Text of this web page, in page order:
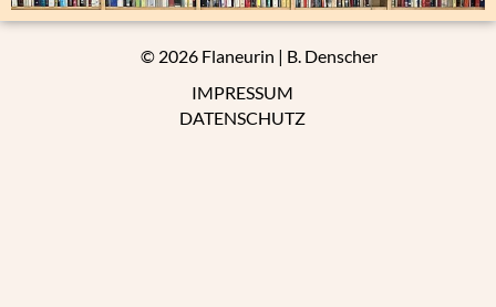
© 2026 Flaneurin | B. Denscher
IMPRESSUM
DATENSCHUTZ